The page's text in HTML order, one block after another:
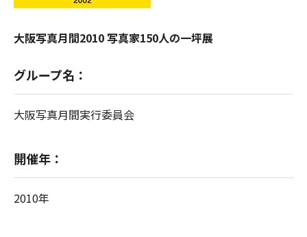
大阪写真月間2010 写真家150人の一坪展
グループ名：
大阪写真月間実行委員会
開催年：
2010年